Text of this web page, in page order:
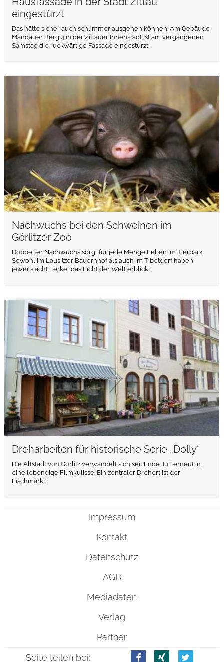
eingestürzt
Das hätte sicher auch schlimmer ausgehen können: Am Gebäude
Mandauer Berg 4 in der Zittauer Innenstadt ist am vergangenen
Samstag die rückwärtige Fassade eingestürzt.
Nachwuchs bei den Schweinen im
Görlitzer Zoo
Doppelter Nachwuchs sorgt für jede Menge Leben im Tierpark:
Sowohl im Lausitzer Bauernhof als auch im Tibetdorf haben
jeweils acht Ferkel das Licht der Welt erblickt.
weiterlesen
Dreharbeiten für historische Serie „Dolly“
Die Altstadt von Görlitz verwandelt sich seit Ende Juli erneut in
eine lebendige Filmkulisse. Ein zentraler Drehort ist der
Fischmarkt.
weiterlesen
Impressum
Kontakt
Datenschutz
AGB
Mediadaten
Verlag
Partner
Seite teilen bei: